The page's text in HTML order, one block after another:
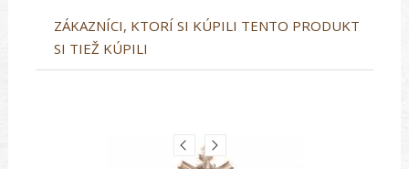
ZÁKAZNÍCI, KTORÍ SI KÚPILI TENTO PRODUKT
SI TIEŽ KÚPILI